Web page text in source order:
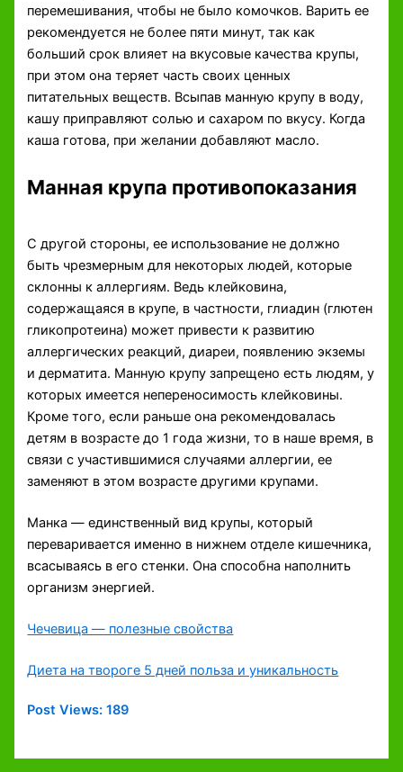
перемешивания, чтобы не было комочков. Варить ее
рекомендуется не более пяти минут, так как
больший срок влияет на вкусовые качества крупы,
при этом она теряет часть своих ценных
питательных веществ. Всыпав манную крупу в воду,
кашу приправляют солью и сахаром по вкусу. Когда
каша готова, при желании добавляют масло.
Манная крупа противопоказания
С другой стороны, ее использование не должно
быть чрезмерным для некоторых людей, которые
склонны к аллергиям. Ведь клейковина,
содержащаяся в крупе, в частности, глиадин (глютен
гликопротеина) может привести к развитию
аллергических реакций, диареи, появлению экземы
и дерматита. Манную крупу запрещено есть людям, у
которых имеется непереносимость клейковины.
Кроме того, если раньше она рекомендовалась
детям в возрасте до 1 года жизни, то в наше время, в
связи с участившимися случаями аллергии, ее
заменяют в этом возрасте другими крупами.
Манка — единственный вид крупы, который
переваривается именно в нижнем отделе кишечника,
всасываясь в его стенки. Она способна наполнить
организм энергией.
Чечевица — полезные свойства
Диета на твороге 5 дней польза и уникальность
Post Views: 189